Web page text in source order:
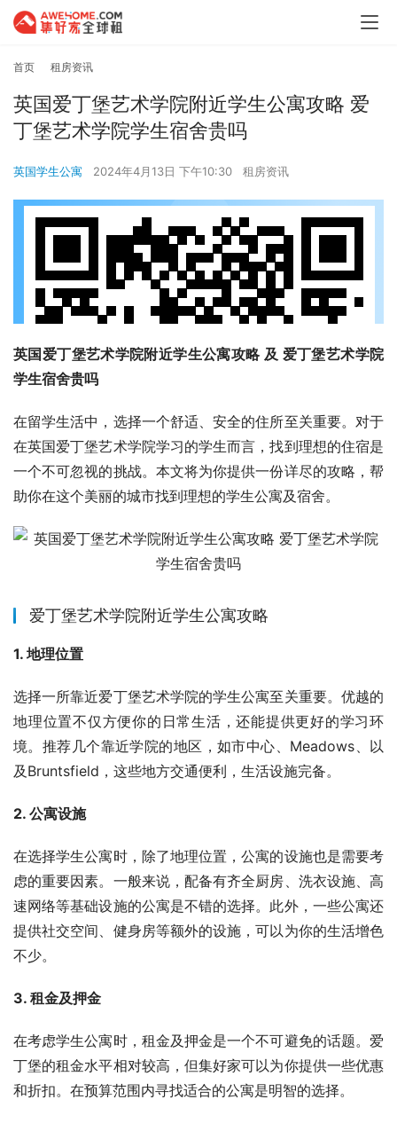
首页 租房资讯
英国爱丁堡艺术学院附近学生公寓攻略 爱
丁堡艺术学院学生宿舍贵吗
英国学生公寓 2024年4月13日 下午10:30 租房资讯
英国爱丁堡艺术学院附近学生公寓攻略 及 爱丁堡艺术学院
学生宿舍贵吗
在留学生活中，选择一个舒适、安全的住所至关重要。对于
在英国爱丁堡艺术学院学习的学生而言，找到理想的住宿是
一个不可忽视的挑战。本文将为你提供一份详尽的攻略，帮
助你在这个美丽的城市找到理想的学生公寓及宿舍。
爱丁堡艺术学院附近学生公寓攻略
1. 地理位置
选择一所靠近爱丁堡艺术学院的学生公寓至关重要。优越的
地理位置不仅方便你的日常生活，还能提供更好的学习环
境。推荐几个靠近学院的地区，如市中心、Meadows、以
及Bruntsfield，这些地方交通便利，生活设施完备。
2. 公寓设施
在选择学生公寓时，除了地理位置，公寓的设施也是需要考
虑的重要因素。一般来说，配备有齐全厨房、洗衣设施、高
速网络等基础设施的公寓是不错的选择。此外，一些公寓还
提供社交空间、健身房等额外的设施，可以为你的生活增色
不少。
3. 租金及押金
在考虑学生公寓时，租金及押金是一个不可避免的话题。爱
丁堡的租金水平相对较高，但集好家可以为你提供一些优惠
和折扣。在预算范围内寻找适合的公寓是明智的选择。